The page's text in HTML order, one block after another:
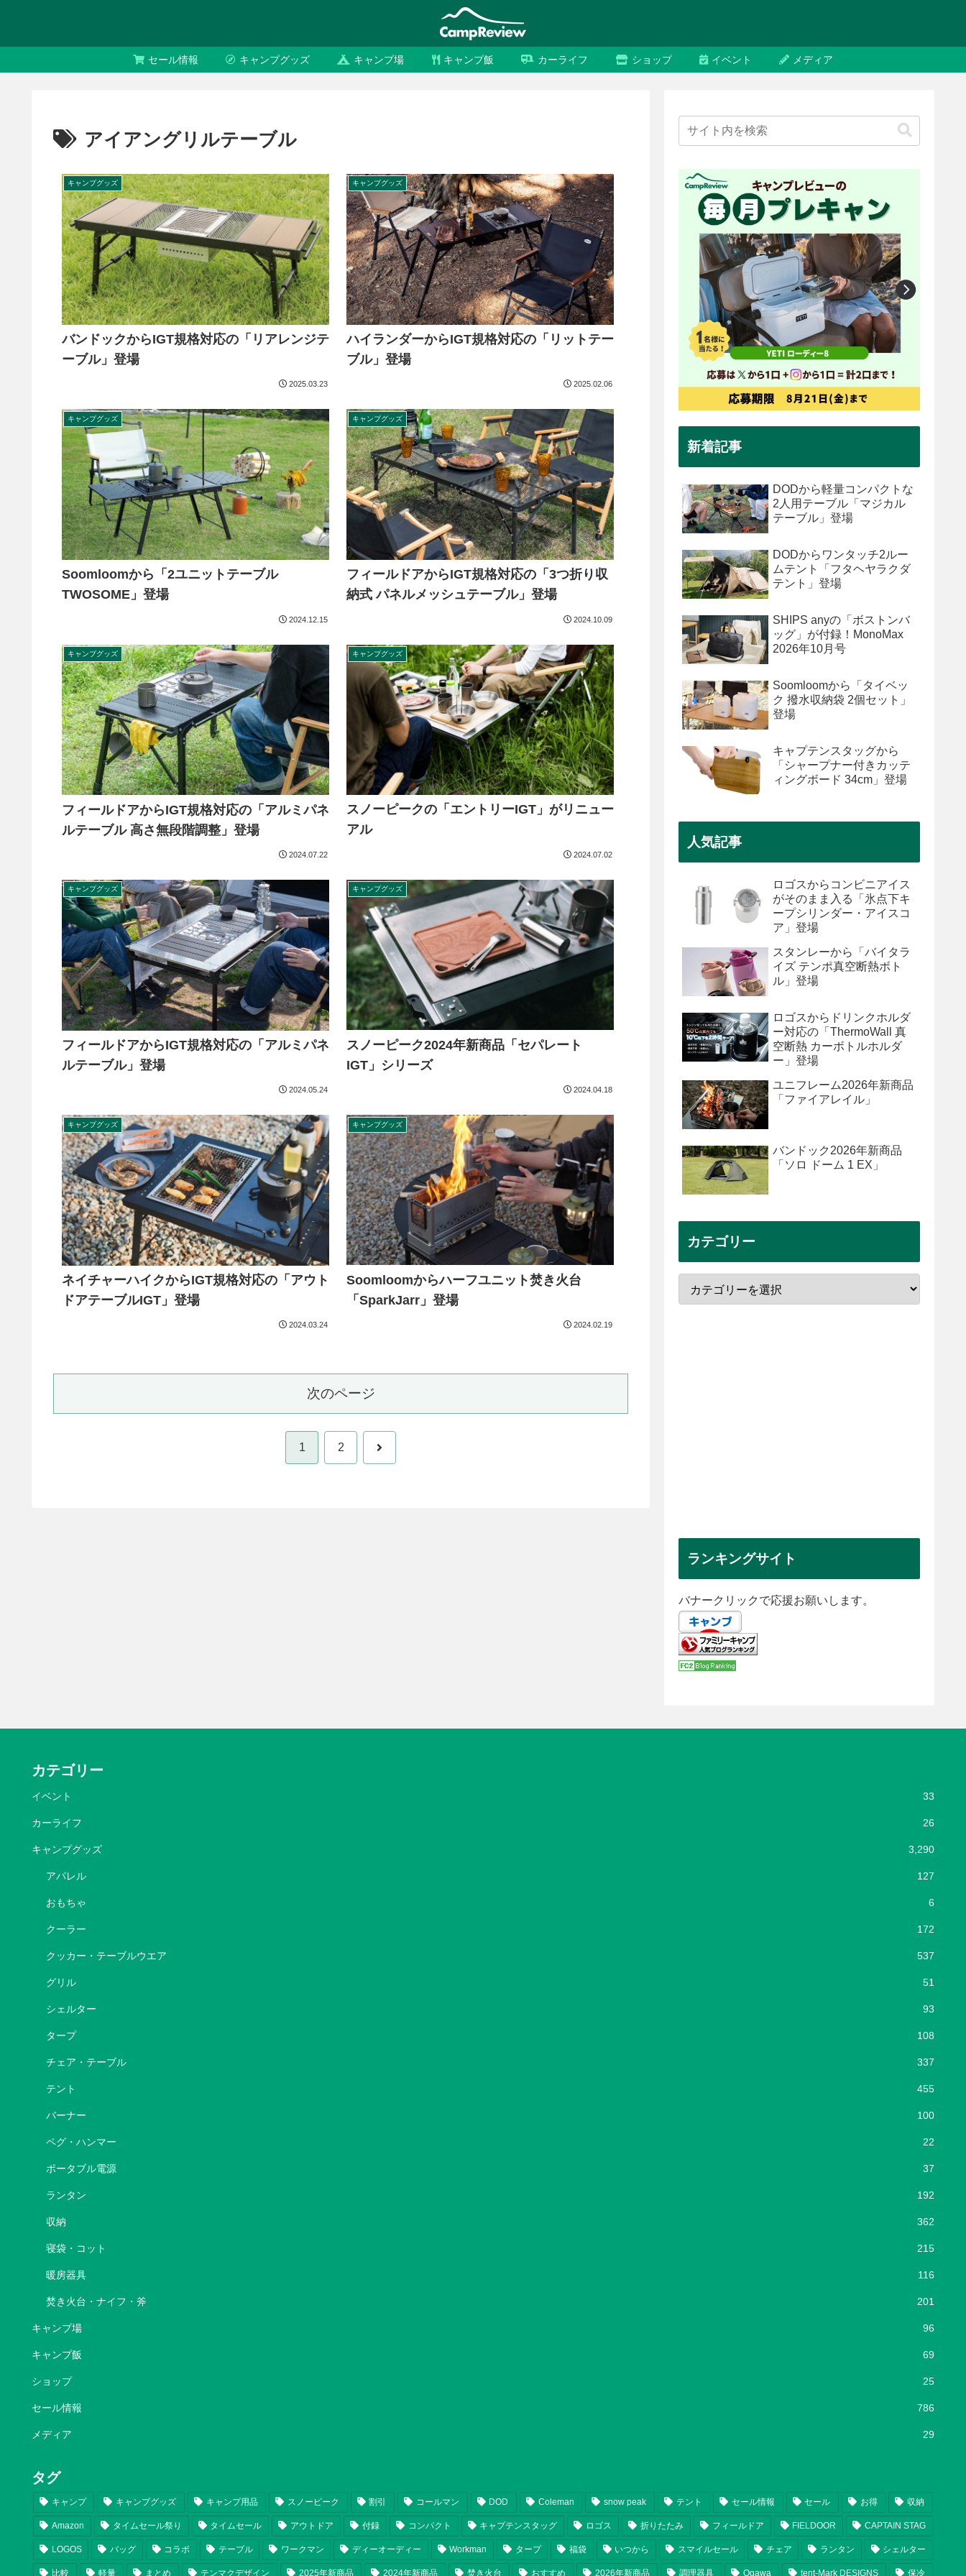
セール情報 キャンプグッズ キャンプ場 キャンプ飯 カーライフ ショップ イベント メディア
アイアングリルテーブル
キャンプグッズ
バンドックからIGT規格対応の「リアレンジテ
ーブル」登場
2025.03.23
キャンプグッズ
ハイランダーからIGT規格対応の「リットテー
ブル」登場
2025.02.06
キャンプグッズ
Soomloomから「2ユニットテーブル
TWOSOME」登場
2024.12.15
キャンプグッズ
フィールドアからIGT規格対応の「3つ折り収
納式 パネルメッシュテーブル」登場
2024.10.09
キャンプグッズ
フィールドアからIGT規格対応の「アルミパネ
ルテーブル 高さ無段階調整」登場
2024.07.22
キャンプグッズ
スノーピークの「エントリーIGT」がリニュー
アル
2024.07.02
キャンプグッズ
フィールドアからIGT規格対応の「アルミパネ
ルテーブル」登場
2024.05.24
キャンプグッズ
スノーピーク2024年新商品「セパレート
IGT」シリーズ
2024.04.18
キャンプグッズ
ネイチャーハイクからIGT規格対応の「アウト
ドアテーブルIGT」登場
2024.03.24
キャンプグッズ
Soomloomからハーフユニット焚き火台
「SparkJarr」登場
2024.02.19
次のページ
1 2 次
新着記事
DODから軽量コンパクトな
2人用テーブル「マジカル
テーブル」登場
DODからワンタッチ2ルー
ムテント「フタヘヤラクダ
テント」登場
SHIPS anyの「ボストンバ
ッグ」が付録！MonoMax
2026年10月号
Soomloomから「タイベッ
ク 撥水収納袋 2個セット」
登場
キャプテンスタッグから
「シャープナー付きカッテ
ィングボード 34cm」登場
人気記事
ロゴスからコンビニアイス
がそのまま入る「氷点下キ
ープシリンダー・アイスコ
ア」登場
スタンレーから「バイタラ
イズ テンポ真空断熱ボト
ル」登場
ロゴスからドリンクホルダ
ー対応の「ThermoWall 真
空断熱 カーボトルホルダ
ー」登場
ユニフレーム2026年新商品
「ファイアレイル」
バンドック2026年新商品
「ソロ ドーム 1 EX」
カテゴリー
ランキングサイト
バナークリックで応援お願いします。
カテゴリー
イベント 33
カーライフ 26
キャンプグッズ 3,290
アパレル 127
おもちゃ 6
クーラー 172
クッカー・テーブルウエア 537
グリル 51
シェルター 93
タープ 108
チェア・テーブル 337
テント 455
バーナー 100
ペグ・ハンマー 22
ポータブル電源 37
ランタン 192
収納 362
寝袋・コット 215
暖房器具 116
焚き火台・ナイフ・斧 201
キャンプ場 96
キャンプ飯 69
ショップ 25
セール情報 786
メディア 29
タグ
キャンプ キャンプグッズ キャンプ用品 スノーピーク 割引 コールマン DOD Coleman snow peak テント セール情報 セール お得 収納
Amazon タイムセール祭り タイムセール アウトドア 付録 コンパクト キャプテンスタッグ ロゴス 折りたたみ フィールドア FIELDOOR CAPTAIN STAG
LOGOS バッグ コラボ テーブル ワークマン ディーオーディー Workman タープ 福袋 いつから スマイルセール チェア ランタン シェルター
比較 軽量 まとめ テンマクデザイン 2025年新商品 2024年新商品 焚き火台 おすすめ 2026年新商品 調理器具 Ogawa tent-Mark DESIGNS 保冷